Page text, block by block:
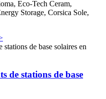
Eco-Tech Ceram,
Storage, Corsica Sole,
de stations de base